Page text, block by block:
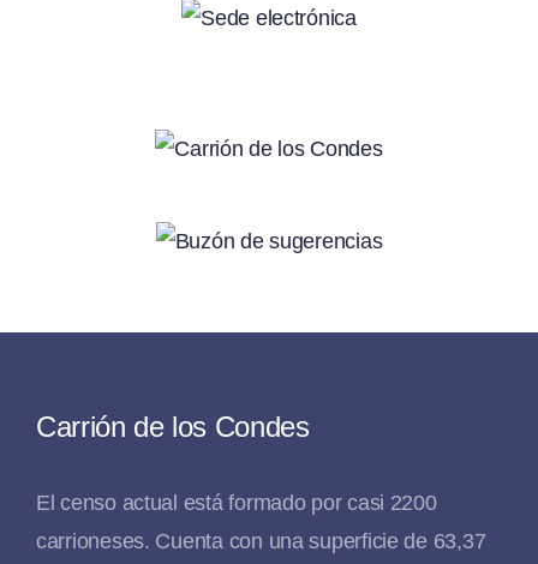
Carrión de los Condes
El censo actual está formado por casi 2200
carrioneses. Cuenta con una superficie de 63,37